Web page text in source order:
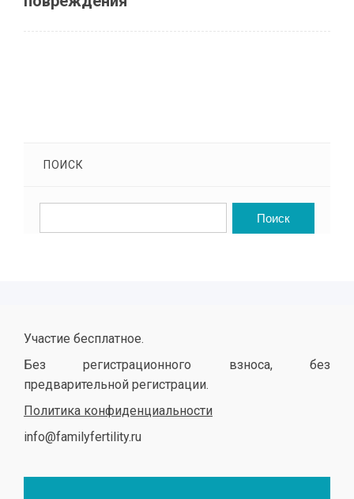
ПОИСК
Участие бесплатное.
Без регистрационного взноса, без
предварительной регистрации.
Политика конфиденциальности
info@familyfertility.ru